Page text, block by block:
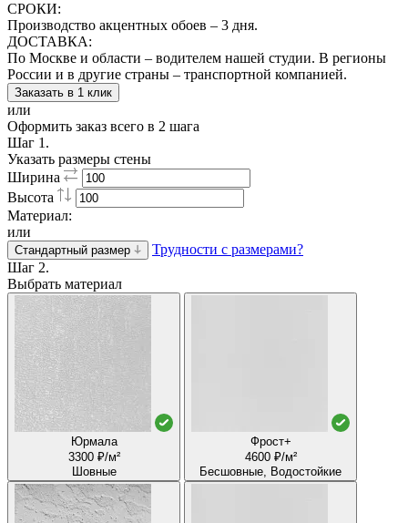
СРОКИ:
Производство акцентных обоев – 3 дня.
ДОСТАВКА:
По Москве и области – водителем нашей студии. В регионы
России и в другие страны – транспортной компанией.
Заказать в 1 клик
или
Оформить заказ всего в 2 шага
Шаг 1.
Указать размеры стены
Ширина
Высота
Материал:
или
Стандартный размер
Трудности с размерами?
Шаг 2.
Выбрать материал
Юрмала
3300 ₽/м²
Шовные
Фрост+
4600 ₽/м²
Бесшовные, Водостойкие